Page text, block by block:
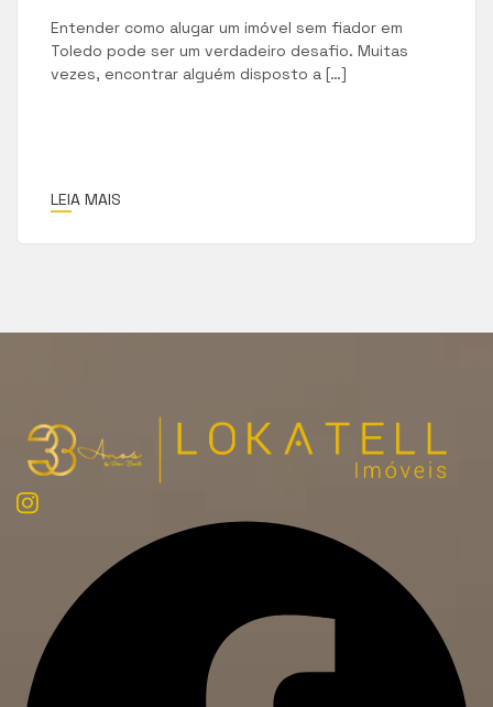
Entender como alugar um imóvel sem fiador em
Toledo pode ser um verdadeiro desafio. Muitas
vezes, encontrar alguém disposto a […]
LEIA MAIS